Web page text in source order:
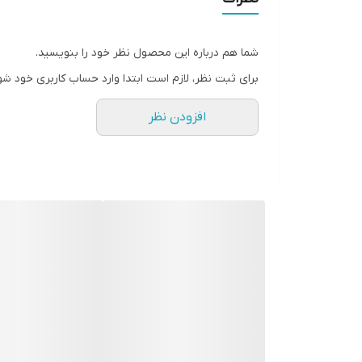
شما هم درباره این محصول نظر خود را بنویسید.
برای ثبت نظر، لازم است ابتدا وارد حساب کاربری خود
افزودن نظر